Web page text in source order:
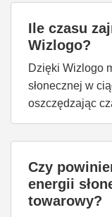
Ile czasu
Wizlogo?
Dzięki Wizlogo
słonecznej w
oszczędzając
Czy
energii
towarowy?